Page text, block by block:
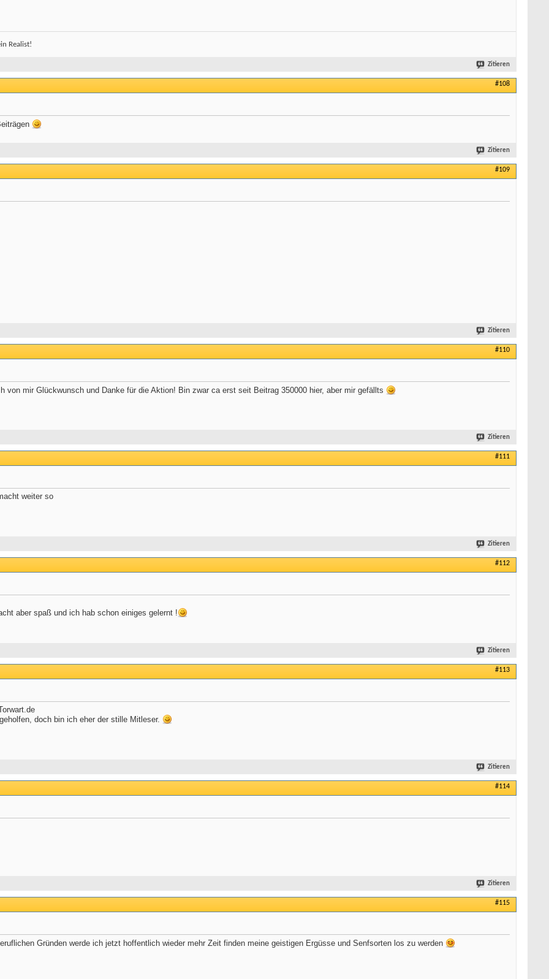
Realist!
Zitieren
#108
Zitieren
#109
Zitieren
#110
von mir Glückwunsch und Danke für die Aktion! Bin zwar ca erst seit Beitrag 350000 hier, aber mir gefällts
Zitieren
#111
weiter so
Zitieren
#112
aber spaß und ich hab schon einiges gelernt !
Zitieren
#113
doch bin ich eher der stille Mitleser.
Zitieren
#114
Zitieren
#115
Gründen werde ich jetzt hoffentlich wieder mehr Zeit finden meine geistigen Ergüsse und Senfsorten los zu werden